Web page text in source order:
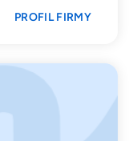
PROFIL FIRMY